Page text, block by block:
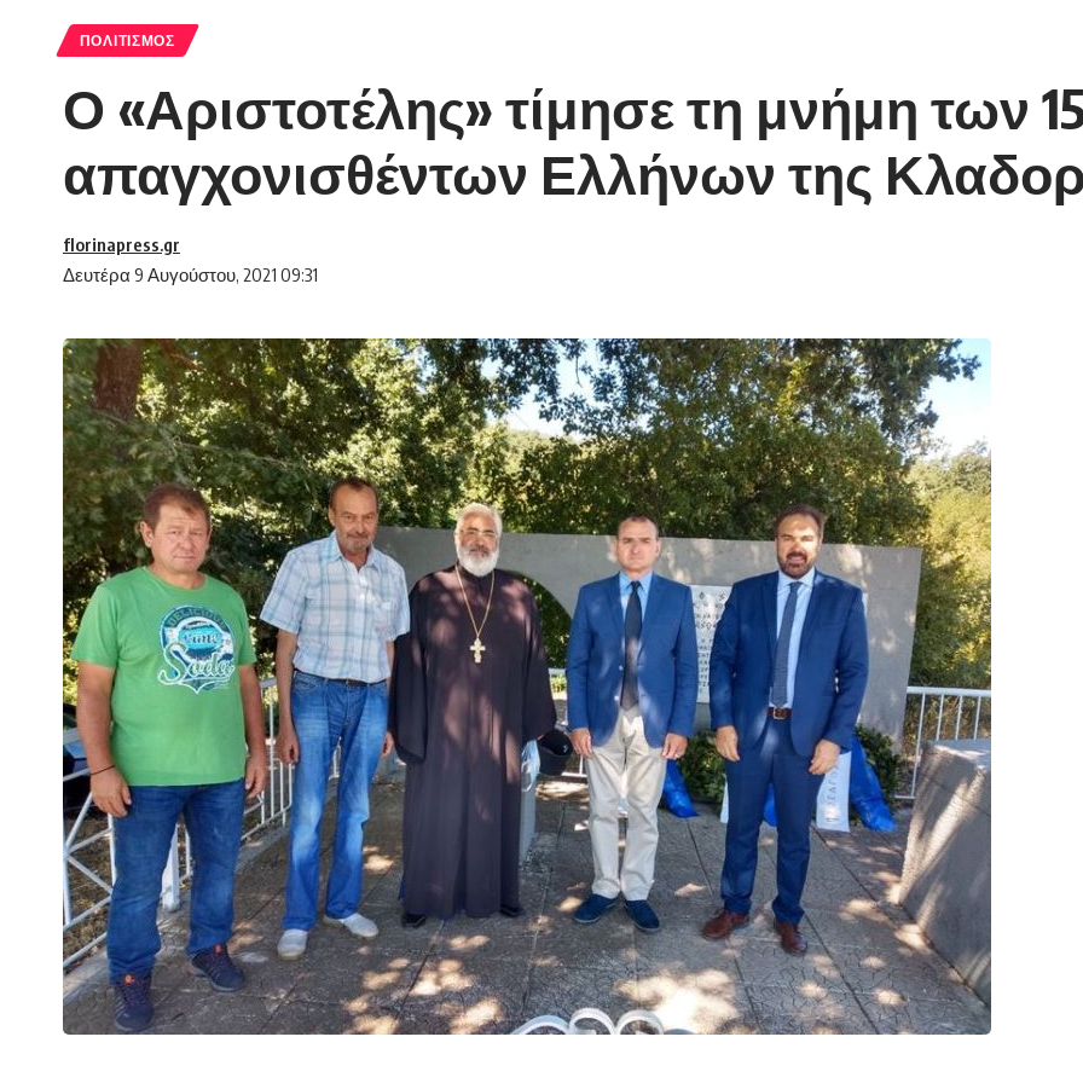
ΠΟΛΙΤΙΣΜΌΣ
Ο «Αριστοτέλης» τίμησε τη μνήμη των
απαγχονισθέντων Ελλήνων της
Δευτέρα 9 Αυγούστου, 2021 09:31
florinapress.gr